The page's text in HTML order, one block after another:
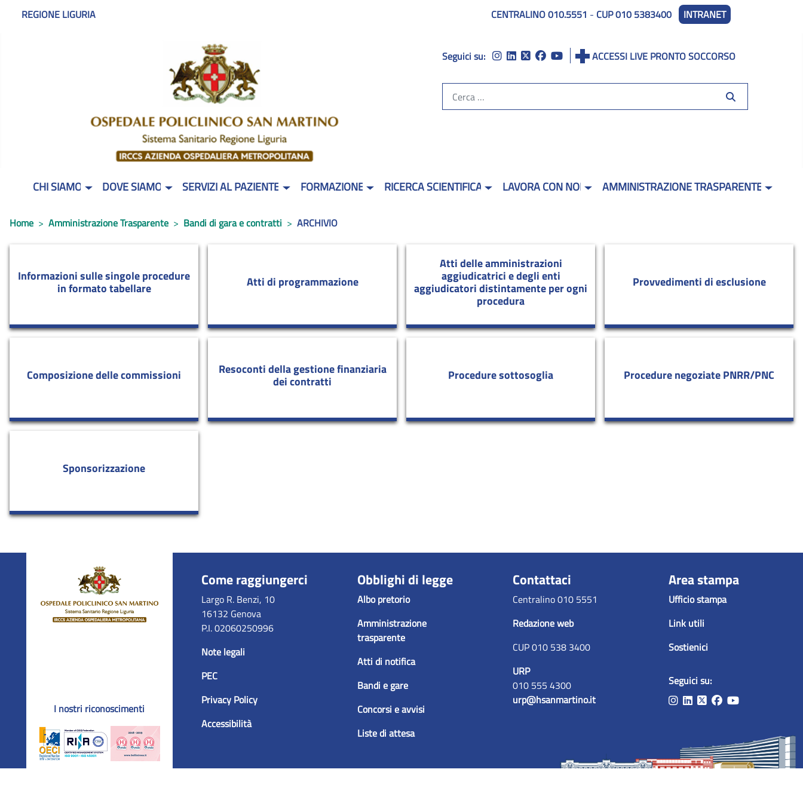
REGIONE LIGURIA CENTRALINO 010.5551 - CUP 010 5383400 INTRANET
Seguici su: ACCESSI LIVE PRONTO SOCCORSO
CHI SIAMO DOVE SIAMO SERVIZI AL PAZIENTE FORMAZIONE RICERCA SCIENTIFICA LAVORA CON NOI AMMINISTRAZIONE TRASPARENTE
Home Amministrazione Trasparente Bandi di gara e contratti ARCHIVIO
Informazioni sulle singole procedure
in formato tabellare Atti di programmazione
Atti delle amministrazioni
aggiudicatrici e degli enti
aggiudicatori distintamente per ogni
procedura
Provvedimenti di esclusione
Composizione delle commissioni Resoconti della gestione finanziaria
dei contratti Procedure sottosoglia Procedure negoziate PNRR/PNC
Sponsorizzazione
I nostri riconoscimenti
Come raggiungerci
Largo R. Benzi, 10
16132 Genova
P.I. 02060250996
Note legali
PEC
Privacy Policy
Accessibilità
Obblighi di legge
Albo pretorio
Amministrazione
trasparente
Atti di notifica
Bandi e gare
Concorsi e avvisi
Liste di attesa
Contattaci
Centralino 010 5551
Redazione web
CUP 010 538 3400
URP
010 555 4300
urp@hsanmartino.it
Area stampa
Ufficio stampa
Link utili
Sostienici
Seguici su: